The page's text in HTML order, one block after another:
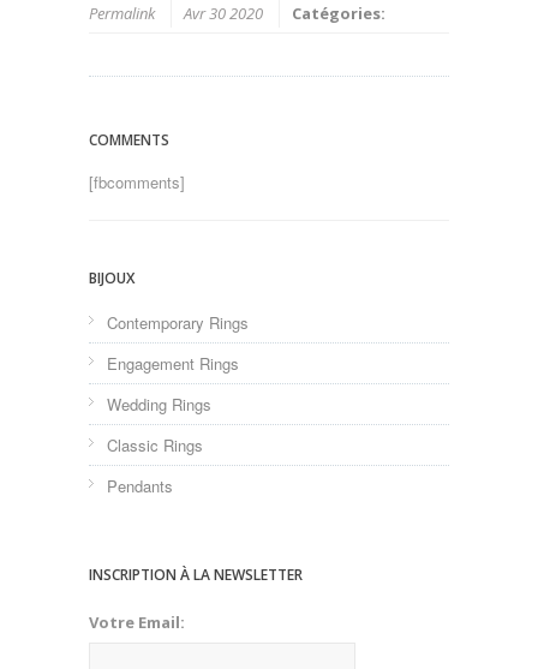
Permalink
Avr 30 2020
Catégories:
COMMENTS
[fbcomments]
BIJOUX
Contemporary Rings
Engagement Rings
Wedding Rings
Classic Rings
Pendants
INSCRIPTION À LA NEWSLETTER
Votre Email: